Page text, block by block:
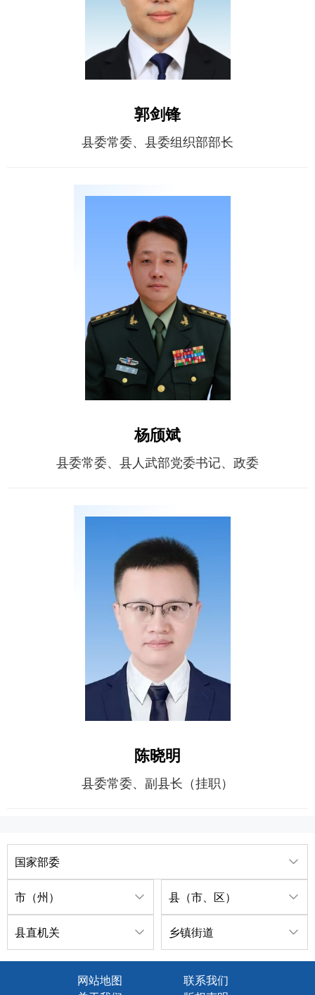
郭剑锋
县委常委、县委组织部部长
杨颀斌
县委常委、县人武部党委书记、政委
陈晓明
县委常委、副县长（挂职）
国家部委
市（州） 县（市、区）
县直机关 乡镇街道
网站地图
联系我们